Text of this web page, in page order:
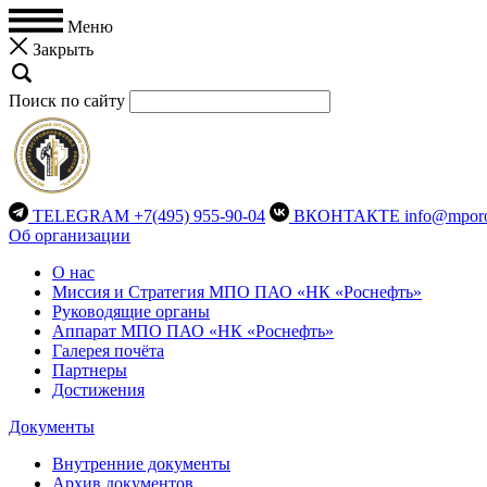
Меню
Закрыть
Поиск по сайту
TELEGRAM +7(495) 955-90-04 ВКОНТАКТЕ
Об организации
О нас
Миссия и Стратегия МПО ПАО «НК «Роснефть»
Руководящие органы
Аппарат МПО ПАО «НК «Роснефть»
Галерея почёта
Партнеры
Достижения
Документы
Внутренние документы
Архив документов